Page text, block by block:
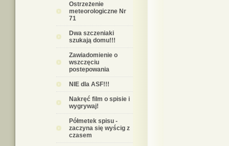
Ostrzeżenie
meteorologiczne Nr
71
Dwa szczeniaki
szukają domu!!!
Zawiadomienie o
wszczęciu
postepowania
NIE dla ASF!!!
Nakręć film o spisie i
wygrywaj!
Półmetek spisu -
zaczyna się wyścig z
czasem